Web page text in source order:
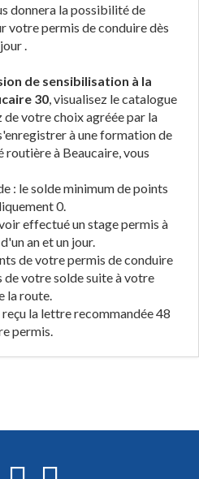
donnera la possibilité de
votre permis de conduire dès
.
de sensibilisation à la
30, visualisez le catalogue
votre choix agréée par la
à une formation de
à Beaucaire, vous
: le solde minimum de points
0.
effectué un stage permis à
an et un jour.
de votre permis de conduire
votre solde suite à votre
la route.
la lettre recommandée 48
permis.